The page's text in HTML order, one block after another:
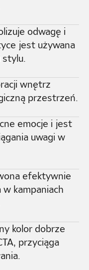
odwagę i
jest używana
stylu.
wnętrz
przestrzeń.
emocje i jest
uwagi w
efektywnie
kampaniach
kolor dobrze
przyciąga